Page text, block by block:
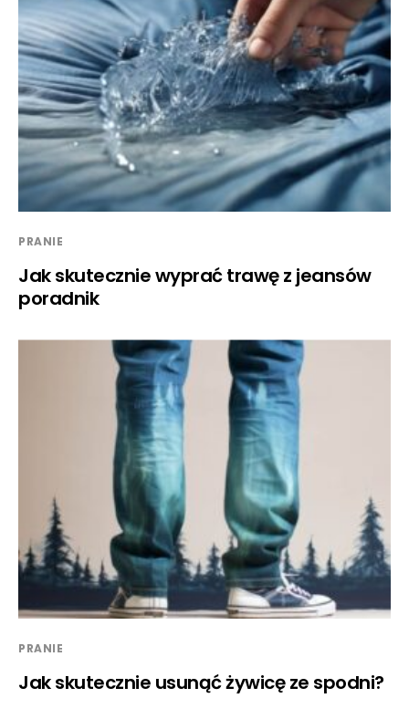
PRANIE
Jak skutecznie wyprać trawę z jeansów
poradnik
PRANIE
Jak skutecznie usunąć żywicę ze spodni?